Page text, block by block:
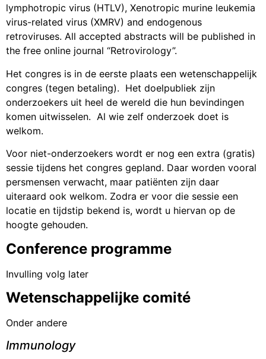
lymphotropic virus (HTLV), Xenotropic murine leukemia
virus-related virus (XMRV) and endogenous
retroviruses. All accepted abstracts will be published in
the free online journal “Retrovirology”.
Het congres is in de eerste plaats een wetenschappelijk
congres (tegen betaling). Het doelpubliek zijn
onderzoekers uit heel de wereld die hun bevindingen
komen uitwisselen. Al wie zelf onderzoek doet is
welkom.
Voor niet-onderzoekers wordt er nog een extra (gratis)
sessie tijdens het congres gepland. Daar worden vooral
persmensen verwacht, maar patiënten zijn daar
uiteraard ook welkom. Zodra er voor die sessie een
locatie en tijdstip bekend is, wordt u hiervan op de
hoogte gehouden.
Conference programme
Invulling volg later
Wetenschappelijke comité
Onder andere
Immunology